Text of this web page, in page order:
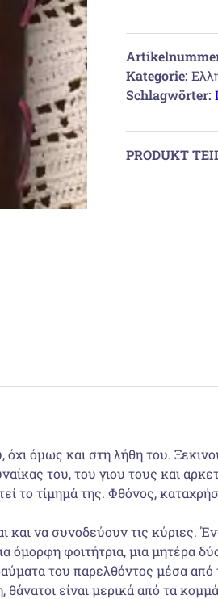
Αθήνα
Menge
Kategorie:
Schlagwörter:
PRODUKT
όχι όμως και στη λήθη του.
του, του γιου τους και
το τίμημά της. Φθόνος,
και να συνοδεύουν τις κύριες.
όμορφη φοιτήτρια, μια μητέρα
του παρελθόντος μέσα από
είναι μερικά από τα